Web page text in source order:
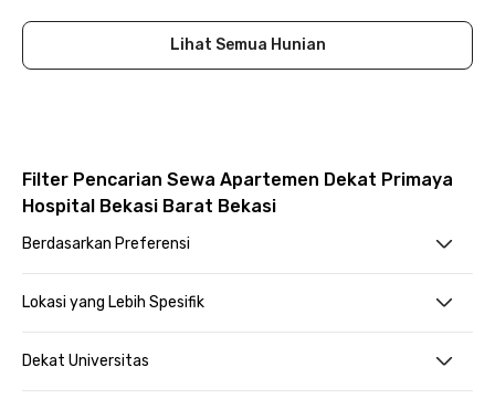
Lihat Semua Hunian
Filter Pencarian Sewa Apartemen Dekat Primaya
Hospital Bekasi Barat Bekasi
Berdasarkan Preferensi
Lokasi yang Lebih Spesifik
Dekat Universitas